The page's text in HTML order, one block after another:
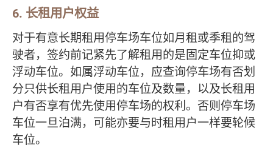
6. 长租用户权益
对于有意长期租用停车场车位如月租或季租的驾
驶者，签约前记紧先了解租用的是固定车位抑或
浮动车位。如属浮动车位，应查询停车场有否划
分只供长租用户使用的车位及数量，以及长租用
户有否享有优先使用停车场的权利。否则停车场
车位一旦泊满，可能亦要与时租用户一样要轮候
车位。